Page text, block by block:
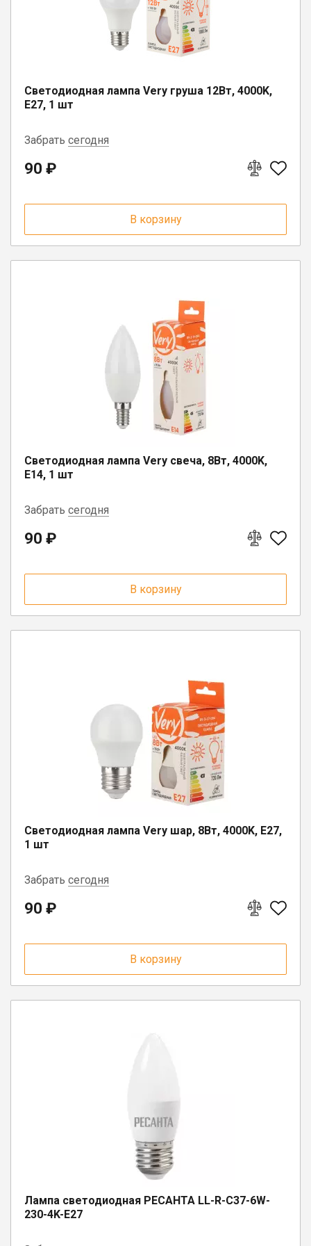
Светодиодная лампа Very груша 12Вт, 4000K,
E27, 1 шт
Забрать сегодня
пгт. Чагода, ул. Кооперативная, д.
п. Коноша, ул. Советская, д. 72А
п. Вожега, ул. Советская, д. 15
г. Вологда, ул. Саммера, д. 23
90 ₽
В корзину
Светодиодная лампа Very свеча, 8Вт, 4000K,
E14, 1 шт
Забрать сегодня
п. Коноша, ул. Советская, д. 72А
17
п. Вожега, ул. Советская, д. 15
г. Вологда, ул. Саммера, д. 23
90 ₽
В корзину
Светодиодная лампа Very шар, 8Вт, 4000K, E27,
1 шт
Забрать сегодня
п. Коноша, ул. Советская, д. 72А
17
г. Вологда, ул. Саммера, д. 23
п. Вожега, ул. Советская, д. 15
90 ₽
В корзину
Лампа светодиодная РЕСАНТА LL-R-C37-6W-
230-4K-E27